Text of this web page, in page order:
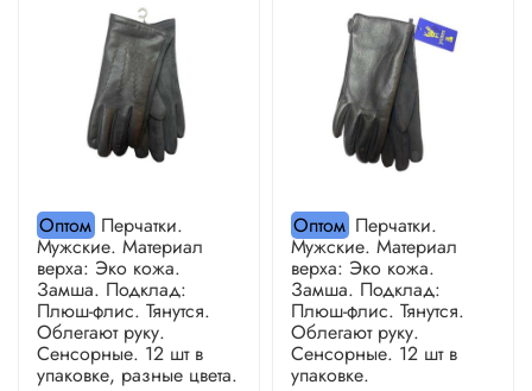
ОптомПерчатки.
Мужские. Материал
верха: Эко кожа.
Замша. Подклад:
Плюш-флис. Тянутся.
Облегают руку.
Сенсорные. 12 шт в
упаковке, разные цвета.
ОптомПерчатки.
Мужские. Материал
верха: Эко кожа.
Замша. Подклад:
Плюш-флис. Тянутся.
Облегают руку.
Сенсорные. 12 шт в
упаковке.